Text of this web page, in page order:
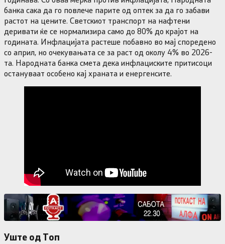
банка сака да го повлече парите од оптек за да го забави
растот на цените. Светскиот транспорт на нафтени
деривати ќе се нормализира само до 80% до крајот на
годината. Инфлацијата растеше побавно во мај споредено
со април, но очекувањата се за раст од околу 4% во 2026-
та. Народната банка смета дека инфлациските притисоци
остануваат особено кај храната и енергенсите.
Уште од Tоп